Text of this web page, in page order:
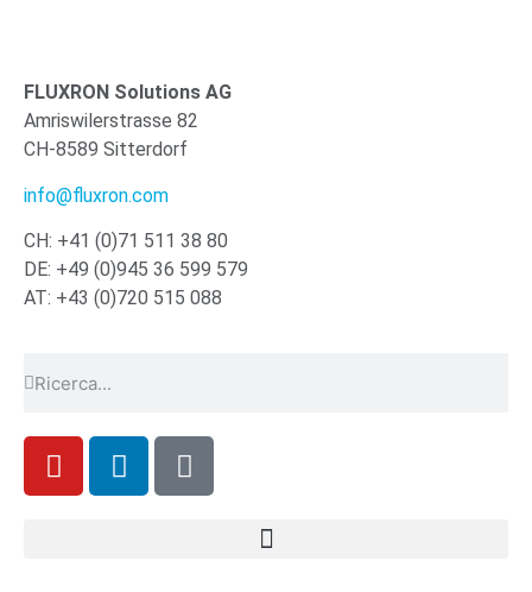
FLUXRON Solutions AG
Amriswilerstrasse 82
CH-8589 Sitterdorf
info@fluxron.com
CH: +41 (0)71 511 38 80
DE: +49 (0)945 36 599 579
AT: +43 (0)720 515 088